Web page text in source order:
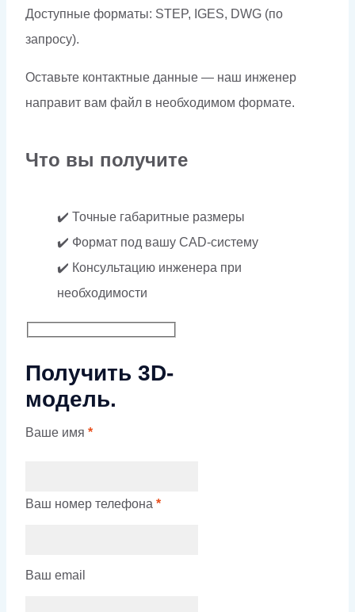
Доступные форматы: STEP, IGES, DWG (по
запросу).
Оставьте контактные данные — наш инженер
направит вам файл в необходимом формате.
Что вы получите
✔️ Точные габаритные размеры
✔️ Формат под вашу CAD-систему
✔️ Консультацию инженера при
необходимости
Получить 3D-
модель.
Ваше имя *
Ваш номер телефона *
Ваш email